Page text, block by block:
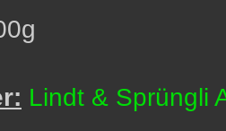
Lindt & Sprüngli